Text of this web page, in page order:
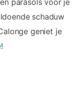
schaduw
geniet je
!